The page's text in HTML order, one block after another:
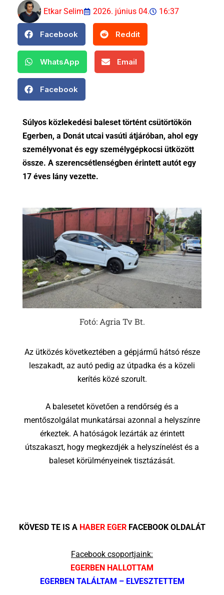
Etkar Selim
2026. június 04. 16:37
Facebook Reddit
WhatsApp Email
Facebook
Súlyos közlekedési baleset történt csütörtökön
Egerben, a Donát utcai vasúti átjáróban, ahol egy
személyvonat és egy személygépkocsi ütközött
össze. A szerencsétlenségben érintett autót egy
17 éves lány vezette.
Fotó: Agria Tv Bt.
Az ütközés következtében a gépjármű hátsó része
leszakadt, az autó pedig az útpadka és a közeli
kerítés közé szorult.
A balesetet követően a rendőrség és a
mentőszolgálat munkatársai azonnal a helyszínre
érkeztek. A hatóságok lezárták az érintett
útszakaszt, hogy megkezdjék a helyszínelést és a
baleset körülményeinek tisztázását.
KÖVESD TE IS A HABER EGERFACEBOOK OLDALÁT
Facebook csoportjaink:
EGERBEN HALLOTTAM
EGERBEN TALÁLTAM – ELVESZTETTEM